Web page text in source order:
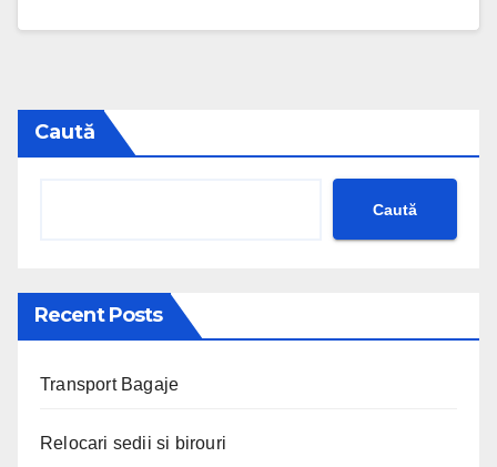
Caută
Caută
Recent Posts
Transport Bagaje
Relocari sedii si birouri